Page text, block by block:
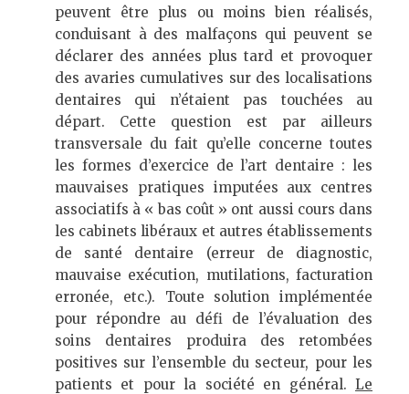
peuvent être plus ou moins bien réalisés,
conduisant à des malfaçons qui peuvent se
déclarer des années plus tard et provoquer
des avaries cumulatives sur des localisations
dentaires qui n’étaient pas touchées au
départ. Cette question est par ailleurs
transversale du fait qu’elle concerne toutes
les formes d’exercice de l’art dentaire : les
mauvaises pratiques imputées aux centres
associatifs à « bas coût » ont aussi cours dans
les cabinets libéraux et autres établissements
de santé dentaire (erreur de diagnostic,
mauvaise exécution, mutilations, facturation
erronée, etc.). Toute solution implémentée
pour répondre au défi de l’évaluation des
soins dentaires produira des retombées
positives sur l’ensemble du secteur, pour les
patients et pour la société en général. Le